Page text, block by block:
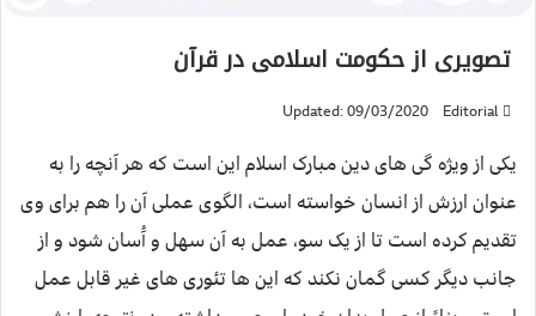
تصویری از حکومت اسلامی در قرآن
Editorial
Updated: 09/03/2020
یکی از ویژه گی های دین مبارک اسلام این است که هر آنچه را به
عنوان ارزش از انسان خواسته است، الگوی عملی آن را هم برای وی
تقدیم کرده است تا از یک سو، عمل به آن سهل و آُسان شود و از
جانب دیگر کسی گمان نکند که این ها تئوری های غیر قابل عمل